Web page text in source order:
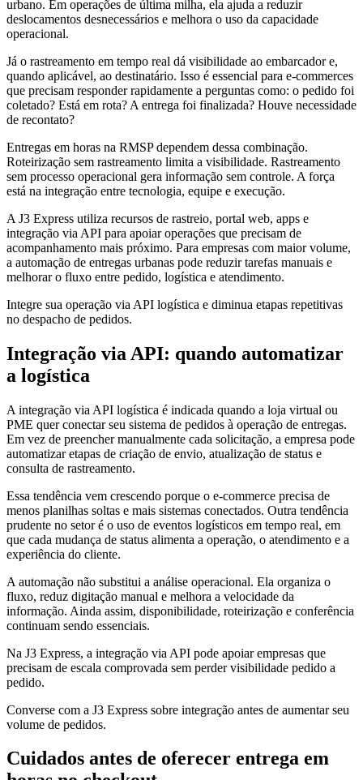
urbano. Em operações de última milha, ela ajuda a reduzir
deslocamentos desnecessários e melhora o uso da capacidade
operacional.
Já o rastreamento em tempo real dá visibilidade ao embarcador e,
quando aplicável, ao destinatário. Isso é essencial para e-commerces
que precisam responder rapidamente a perguntas como: o pedido foi
coletado? Está em rota? A entrega foi finalizada? Houve necessidade
de recontato?
Entregas em horas na RMSP dependem dessa combinação.
Roteirização sem rastreamento limita a visibilidade. Rastreamento
sem processo operacional gera informação sem controle. A força
está na integração entre tecnologia, equipe e execução.
A J3 Express utiliza recursos de rastreio, portal web, apps e
integração via API para apoiar operações que precisam de
acompanhamento mais próximo. Para empresas com maior volume,
a automação de entregas urbanas pode reduzir tarefas manuais e
melhorar o fluxo entre pedido, logística e atendimento.
Integre sua operação via API logística e diminua etapas repetitivas
no despacho de pedidos.
Integração via API: quando automatizar
a logística
A integração via API logística é indicada quando a loja virtual ou
PME quer conectar seu sistema de pedidos à operação de entregas.
Em vez de preencher manualmente cada solicitação, a empresa pode
automatizar etapas de criação de envio, atualização de status e
consulta de rastreamento.
Essa tendência vem crescendo porque o e-commerce precisa de
menos planilhas soltas e mais sistemas conectados. Outra tendência
prudente no setor é o uso de eventos logísticos em tempo real, em
que cada mudança de status alimenta a operação, o atendimento e a
experiência do cliente.
A automação não substitui a análise operacional. Ela organiza o
fluxo, reduz digitação manual e melhora a velocidade da
informação. Ainda assim, disponibilidade, roteirização e conferência
continuam sendo essenciais.
Na J3 Express, a integração via API pode apoiar empresas que
precisam de escala comprovada sem perder visibilidade pedido a
pedido.
Converse com a J3 Express sobre integração antes de aumentar seu
volume de pedidos.
Cuidados antes de oferecer entrega em